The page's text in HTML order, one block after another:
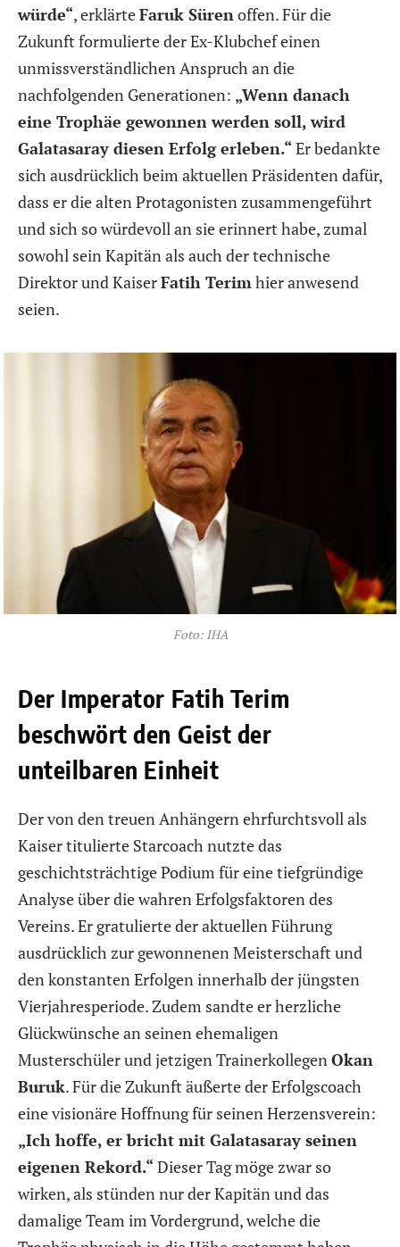
würde“, erklärteFaruk Sürenoffen. Für die
Zukunft formulierte der Ex-Klubchef einen
unmissverständlichen Anspruch an die
nachfolgenden Generationen: „Wenn danach
eine Trophäe gewonnen werden soll, wird
Galatasaray diesen Erfolg erleben.“ Er bedankte
sich ausdrücklich beim aktuellen Präsidenten dafür,
dass er die alten Protagonisten zusammengeführt
und sich so würdevoll an sie erinnert habe, zumal
sowohl sein Kapitän als auch der technische
Direktor und KaiserFatih Terimhier anwesend
seien.
Foto: IHA
Der Imperator Fatih Terim
beschwört den Geist der
unteilbaren Einheit
Der von den treuen Anhängern ehrfurchtsvoll als
Kaiser titulierte Starcoach nutzte das
geschichtsträchtige Podium für eine tiefgründige
Analyse über die wahren Erfolgsfaktoren des
Vereins. Er gratulierte der aktuellen Führung
ausdrücklich zur gewonnenen Meisterschaft und
den konstanten Erfolgen innerhalb der jüngsten
Vierjahresperiode. Zudem sandte er herzliche
Glückwünsche an seinen ehemaligen
Musterschüler und jetzigen TrainerkollegenOkan
Buruk. Für die Zukunft äußerte der Erfolgscoach
eine visionäre Hoffnung für seinen Herzensverein:
„Ich hoffe, er bricht mit Galatasaray seinen
eigenen Rekord.“ Dieser Tag möge zwar so
wirken, als stünden nur der Kapitän und das
damalige Team im Vordergrund, welche die